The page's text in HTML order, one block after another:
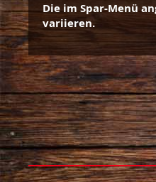
Die im Spar-Menü
variieren.